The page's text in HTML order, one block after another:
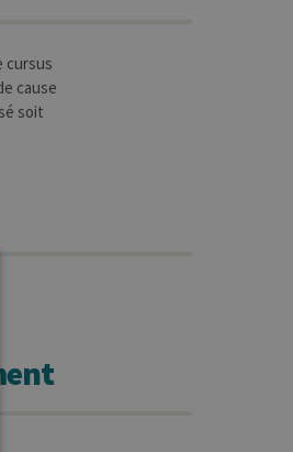
cursus
cause
soit